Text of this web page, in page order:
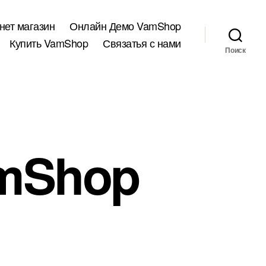
магазин
Онлайн Демо VamShop
Купить VamShop
Связатья с нами Поиск